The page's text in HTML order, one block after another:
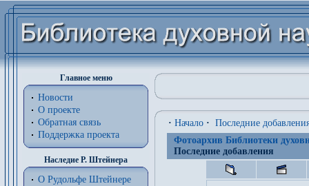
Главное меню
Новости
О проекте
Обратная связь
Поддержка проекта
Наследие Р. Штейнера
О Рудольфе Штейнере
· Начало · Последние
Фотоархив Библиотеки
Последние добавления